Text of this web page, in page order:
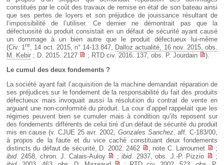
constitués par le coût des travaux de remise en état de son bateau ainsi
que ses pertes de loyers et son préjudice de jouissance résultant de
l’impossibilité de l’utiliser. Ce dernier ne démontrait pas que la
défectuosité du produit consistait en un défaut de sécurité ayant causé
un dommage à un bien autre que le produit défectueux lui-même
(Civ. 1re, 14 oct. 2015, n° 14-13.847, Dalloz actualité, 16 nov. 2015, obs.
M. Kebir ; D. 2015. 2127 ; RTD civ. 2016. 137, obs. P. Jourdain
).
Le cumul des deux fondements ?
La société ayant fait l’acquisition de la machine demandait réparation de
ses préjudices sur le fondement de la responsabilité du fait des produits
défectueux mais invoquait aussi la résolution du contrat de vente en
arguant une non-conformité du produit. La cour d’appel rappelait que les
régimes peuvent bien se cumuler mais à condition qu’ils reposent sur
des fondements différents de celui tiré d’un défaut de sécurité du produit
mis en cause (v. CJUE 25 avr. 2002, Gonzales Sanchez, aff. C-183/00,
à propos de la faute et du vice caché constituant deux fondements
distincts du défaut de sécurité, D. 2002. 2462
, note C. Larroumet
;
ibid. 2458, chron. J. Calais-Auloy ;ibid. 2937, obs. J.-P. Pizzio
;